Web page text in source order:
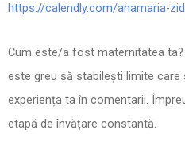
https://calendly.com/anamaria-
Cum este/a fost maternitatea
este greu să stabilești limite care
experiența ta în comentarii.
etapă de învățare constantă.